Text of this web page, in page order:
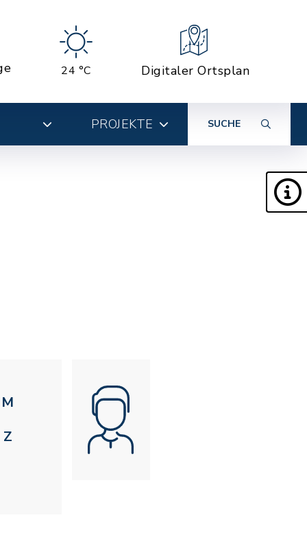
24 °C Digitaler Ortsplan
PROJEKTE SUCHE
M
Z